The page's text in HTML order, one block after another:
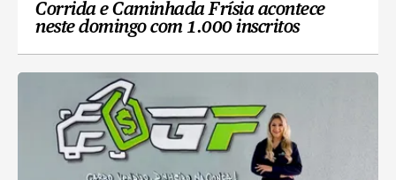
Corrida e Caminhada Frísia acontece
neste domingo com 1.000 inscritos